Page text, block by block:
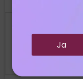
Ja
775,00 DKK